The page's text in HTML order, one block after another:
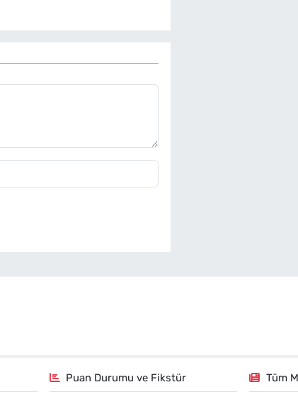
Puan Durumu ve Fikstür Tüm